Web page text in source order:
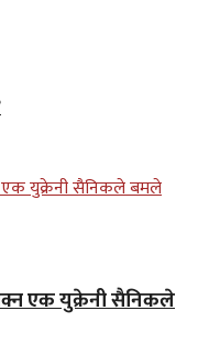
एक युक्रेनी सैनिकले